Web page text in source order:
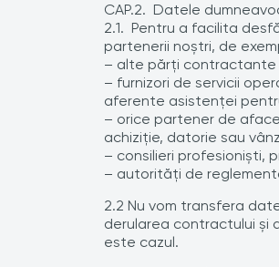
CAP.2. Datele
2.1. Pentru a facilita
partenerii noştri, de
– alte părţi contractante
– furnizori de servicii
aferente asistenţei
– orice partener de
achiziţie, datorie sau
– consilieri profesionişti,
– autorităţi de
2.2 Nu vom transfera
derularea contractului şi
este cazul.